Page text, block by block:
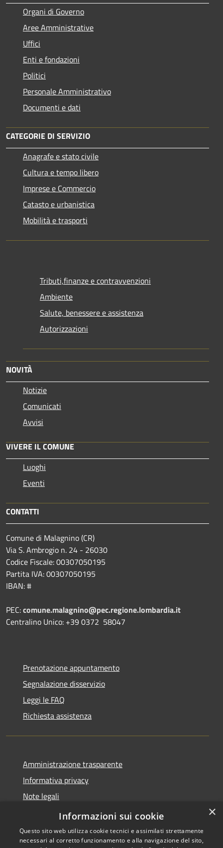
Organi di Governo
Aree Amministrative
Uffici
Enti e fondazioni
Politici
Personale Amministrativo
Documenti e dati
CATEGORIE DI SERVIZIO
Anagrafe e stato civile
Cultura e tempo libero
Imprese e Commercio
Catasto e urbanistica
Mobilità e trasporti
Tributi,finanze e contravvenzioni
Ambiente
Salute, benessere e assistenza
Autorizzazioni
NOVITÀ
Notizie
Comunicati
Avvisi
VIVERE IL COMUNE
Luoghi
Eventi
CONTATTI
Comune di Malagnino (CR)
Via S. Ambrogio n. 24 - 26030
Codice Fiscale: 00307050195
Partita IVA: 00307050195
IBAN: #
PEC:comune.malagnino@pec.regione.lombardia.it
Centralino Unico: +39 0372 58047
Prenotazione appuntamento
Segnalazione disservizio
Leggi le FAQ
Richiesta assistenza
Amministrazione trasparente
Informativa privacy
Note legali
Dichiarazione di accessibilità
×
Informazioni sui cookie
Questo sito web utilizza cookie tecnici e assimilati strettamente
necessari al corretto funzionamento e alla navigazione del sito,